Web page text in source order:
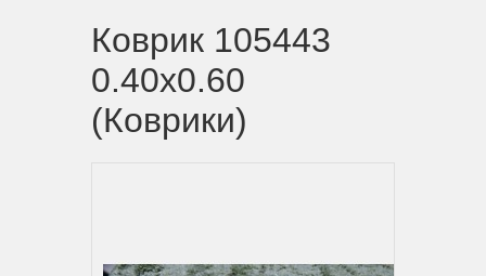
Коврик 105443
0.40x0.60
(Коврики)